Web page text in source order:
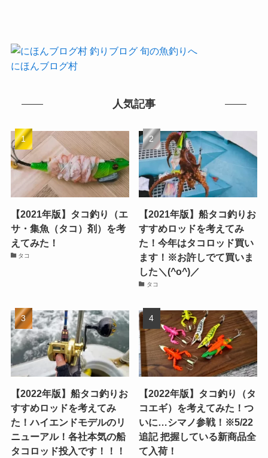
にほんブログ村
人気記事
【2021年版】タコ釣り（エ
サ・集魚（タコ）剤）を考
えてみた！
タコ
【2021年版】船タコ釣りお
すすめロッドを考えてみ
た！今年はタコロッド買い
ます！※お許しでて買いま
した＼(^o^)／
タコ
【2022年版】船タコ釣りお
すすめロッドを考えてみ
た！ハイエンドモデルのリ
ニューアル！各社本気の船
タコロッド投入です！！！
【2022年版】タコ釣り（タ
コエギ）を考えてみた！つ
いに…シマノ参戦！※5/22
追記 把握している新商品全
て入荷！